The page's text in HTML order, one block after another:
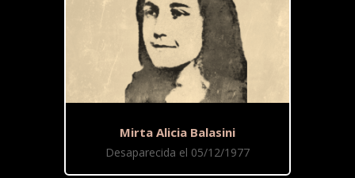
Mirta Alicia Balasini
Desaparecida el 05/12/1977